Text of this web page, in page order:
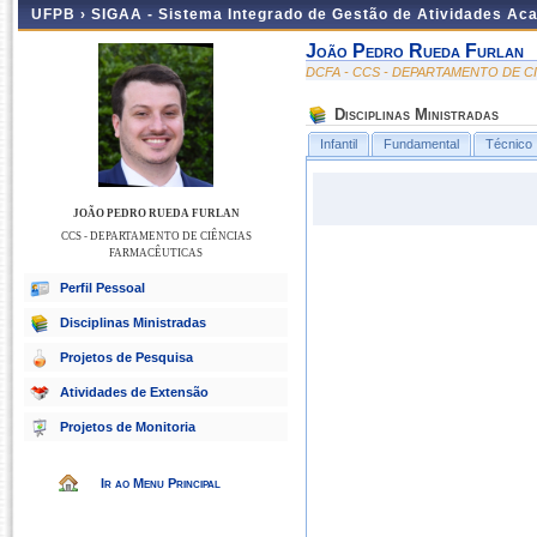
UFPB › SIGAA - Sistema Integrado de Gestão de Atividades
JOÃO PEDRO RUEDA FURLAN
CCS - DEPARTAMENTO DE CIÊNCIAS
FARMACÊUTICAS
Perfil Pessoal
Disciplinas Ministradas
Projetos de Pesquisa
Atividades de Extensão
Projetos de Monitoria
Ir ao Menu Principal
João Pedro Rueda Furlan
DCFA - CCS - DEPARTAMENTO DE
Disciplinas Ministradas
Infantil Fundamental Técnico